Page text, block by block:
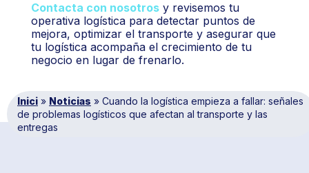
Contacta con nosotrosy revisemos tu
operativa logística para detectar puntos de
mejora, optimizar el transporte y asegurar que
tu logística acompaña el crecimiento de tu
negocio en lugar de frenarlo.
Inici » Noticias » Cuando la logística empieza a fallar: señales
de problemas logísticos que afectan al transporte y las
entregas